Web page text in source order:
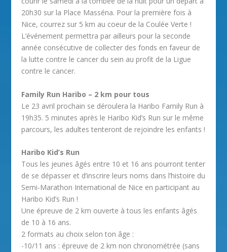
20h30 sur la Place Masséna. Pour la première fois à
Nice, courrez sur 5 km au coeur de la Coulée Verte !
L’événement permettra par ailleurs pour la seconde
année consécutive de collecter des fonds en faveur de
la lutte contre le cancer du sein au profit de la Ligue
contre le cancer.
Family Run Haribo – 2 km pour tous
Le 23 avril prochain se déroulera la Haribo Family Run à
19h35. 5 minutes après le Haribo Kid’s Run sur le même
parcours, les adultes tenteront de rejoindre les enfants !
Haribo Kid’s Run
Tous les jeunes âgés entre 10 et 16 ans pourront tenter
de se dépasser et d’inscrire leurs noms dans l’histoire du
Semi-Marathon International de Nice en participant au
Haribo Kid’s Run !
Une épreuve de 2 km ouverte à tous les enfants âgés
de 10 à 16 ans.
2 formats au choix selon ton âge :
-10/11 ans : épreuve de 2 km non chronométrée (sans